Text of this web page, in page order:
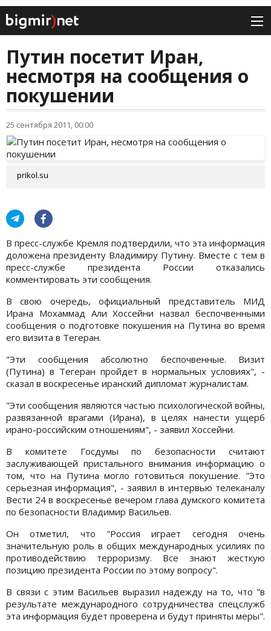
Путин посетит Иран,
несмотря на сообщения о
покушении
25 сентября 2011, 00:00
prikol.su
В пресс-службе Кремля подтвердили, что эта информация
доложена президенту Владимиру Путину. Вместе с тем в
пресс-службе президента России отказались
комментировать эти сообщения.
В свою очередь, официальный представитель МИД
Ирана Мохаммад Али Хоссейни назвал беспочвенными
сообщения о подготовке покушения на Путина во время
его визита в Тегеран.
"Эти сообщения абсолютно беспочвенные. Визит
(Путина) в Тегеран пройдет в нормальных условиях", -
сказал в воскресенье иранский дипломат журналистам.
"Эти сообщения являются частью психологической войны,
развязанной врагами (Ирана), в целях нанести ущерб
ирано-российским отношениям", - заявил Хоссейни.
В комитете Госдумы по безопасности считают
заслуживающей пристального внимания информацию о
том, что на Путина могло готовиться покушение. "Это
серьезная информация", - заявил в интервью телеканалу
Вести 24 в воскресенье вечером глава думского комитета
по безопасности Владимир Васильев.
Он отметил, что "Россия играет сегодня очень
значительную роль в общих международных усилиях по
противодействию терроризму. Все знают жесткую
позицию президента России по этому вопросу".
В связи с этим Васильев выразил надежду на то, что "в
результате международного сотрудничества спецслужб
эта информация будет проверена и будут приняты меры".